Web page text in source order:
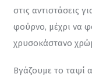
στις αντιστάσεις
φούρνο, μέχρι να
χρυσοκάστανο
Βγάζουμε το ταψί